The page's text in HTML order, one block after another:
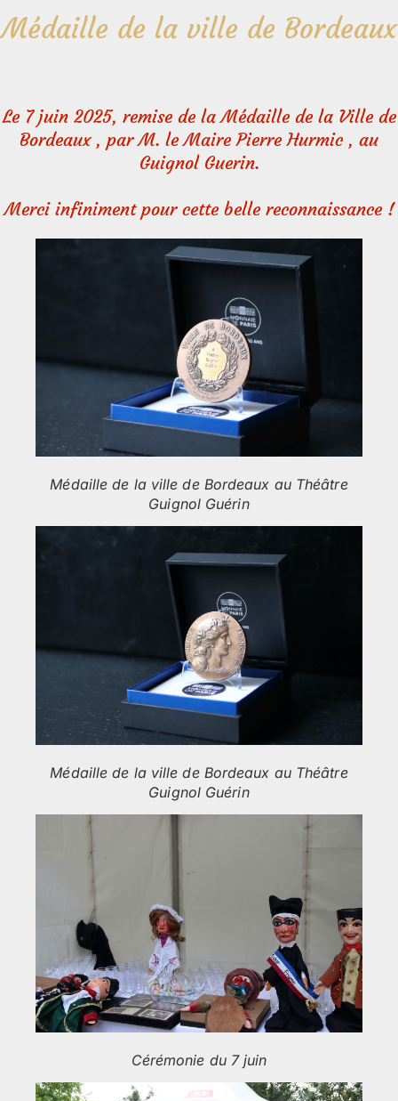
Médaille de la ville de Bordeaux
Le 7 juin 2025, remise de la Médaille de la Ville de
Bordeaux , par M. le Maire Pierre Hurmic , au
Guignol Guerin.
Merci infiniment pour cette belle reconnaissance !
Médaille de la ville de Bordeaux au Théâtre
Guignol Guérin
Médaille de la ville de Bordeaux au Théâtre
Guignol Guérin
Cérémonie du 7 juin